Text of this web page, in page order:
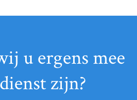
u ergens mee
zijn?